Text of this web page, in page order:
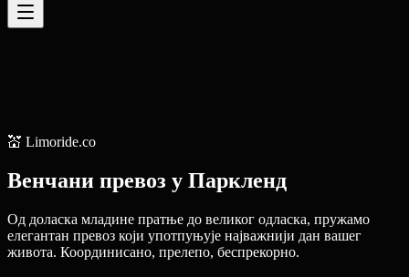
💒 Limoride.co
Венчани превоз у Паркленд
Од доласка младине пратње до великог одласка, пружамо
елегантан превоз који употпуњује најважнији дан вашег
живота. Координисано, прелепо, беспрекорно.